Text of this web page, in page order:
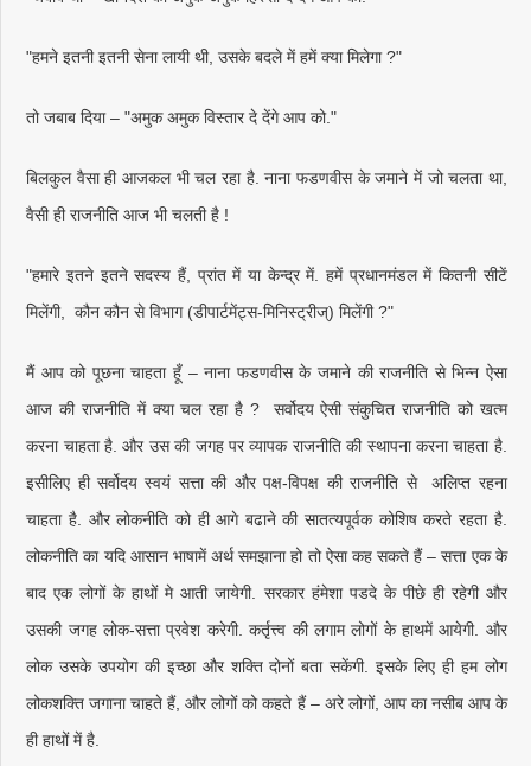
"हमने इतनी इतनी सेना लायी थी, उसके बदले में हमें क्या मिलेगा ?"
तो जबाब दिया – "अमुक अमुक विस्तार दे देंगे आप को."
बिलकुल वैसा ही आजकल भी चल रहा है. नाना फडणवीस के जमाने में जो चलता था,
वैसी ही राजनीति आज भी चलती है !
"हमारे इतने इतने सदस्य हैं, प्रांत में या केन्द्र में. हमें प्रधानमंडल में कितनी सीटें
मिलेंगी, कौन कौन से विभाग (डीपार्टमेंट्स-मिनिस्ट्रीज्) मिलेंगी ?"
मैं आप को पूछना चाहता हूँ – नाना फडणवीस के जमाने की राजनीति से भिन्न ऐसा
आज की राजनीति में क्या चल रहा है ? सर्वोदय ऐसी संकुचित राजनीति को खत्म
करना चाहता है. और उस की जगह पर व्यापक राजनीति की स्थापना करना चाहता है.
इसीलिए ही सर्वोदय स्वयं सत्ता की और पक्ष-विपक्ष की राजनीति से अलिप्त रहना
चाहता है. और लोकनीति को ही आगे बढाने की सातत्यपूर्वक कोशिष करते रहता है.
लोकनीति का यदि आसान भाषामें अर्थ समझाना हो तो ऐसा कह सकते हैं – सत्ता एक के
बाद एक लोगों के हाथों मे आती जायेगी. सरकार हंमेशा पडदे के पीछे ही रहेगी और
उसकी जगह लोक-सत्ता प्रवेश करेगी. कर्तृत्त्व की लगाम लोगों के हाथमें आयेगी. और
लोक उसके उपयोग की इच्छा और शक्ति दोनों बता सकेंगी. इसके लिए ही हम लोग
लोकशक्ति जगाना चाहते हैं, और लोगों को कहते हैं – अरे लोगों, आप का नसीब आप के
ही हाथों में है.